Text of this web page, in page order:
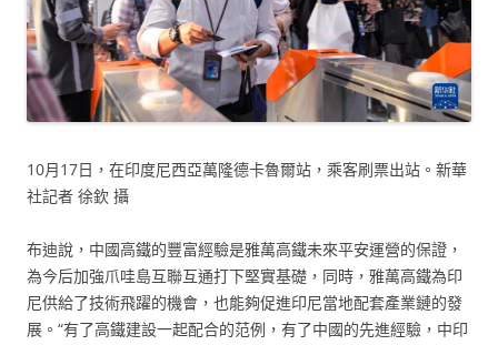
10月17日，在印度尼西亞萬隆德卡魯爾站，乘客刷票出站。新華
社記者 徐欽 攝
布迪說，中國高鐵的豐富經驗是雅萬高鐵未來平安運營的保證，
為今后加強爪哇島互聯互通打下堅實基礎，同時，雅萬高鐵為印
尼供給了技術飛躍的機會，也能夠促進印尼當地配套產業鏈的發
展。“有了高鐵建設一起配合的范例，有了中國的先進經驗，中印